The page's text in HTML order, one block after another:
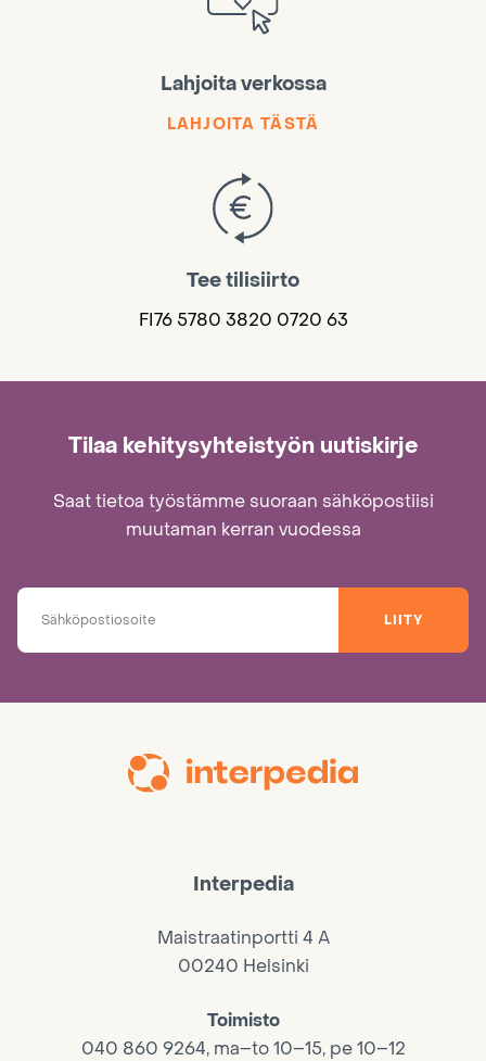
Lahjoita verkossa
LAHJOITA TÄSTÄ
Tee tilisiirto
FI76 5780 3820 0720 63
Tilaa kehitysyhteistyön uutiskirje
Saat tietoa työstämme suoraan sähköpostiisi
muutaman kerran vuodessa
LIITY
Interpedia
Maistraatinportti 4 A
00240 Helsinki
Toimisto
040 860 9264, ma–to 10–15, pe 10–12